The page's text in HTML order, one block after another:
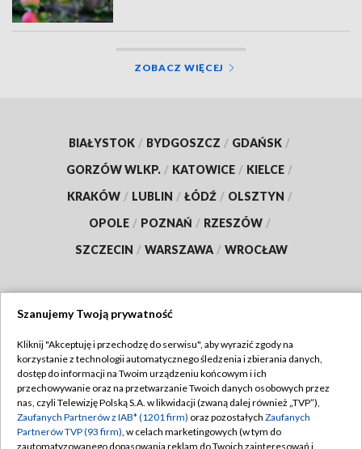
ZOBACZ WIĘCEJ
BIAŁYSTOK / BYDGOSZCZ / GDAŃSK /
GORZÓW WLKP. / KATOWICE / KIELCE /
KRAKÓW / LUBLIN / ŁÓDŹ / OLSZTYN /
OPOLE / POZNAŃ / RZESZÓW /
SZCZECIN / WARSZAWA / WROCŁAW
TVP
Abonament TVP
Emisja w TVP
Centrum informacji TVP
Regulamin TVP
Polityka prywatności
Moje zgody
Szanujemy Twoją prywatność
Kliknij "Akceptuję i przechodzę do serwisu", aby wyrazić zgody na
korzystanie z technologii automatycznego śledzenia i zbierania danych,
dostęp do informacji na Twoim urządzeniu końcowym i ich
przechowywanie oraz na przetwarzanie Twoich danych osobowych przez
nas, czyli Telewizję Polską S.A. w likwidacji (zwaną dalej również „TVP”),
Zaufanych Partnerów z IAB* (1201 firm) oraz pozostałych Zaufanych
Partnerów TVP (93 firm), w celach marketingowych (w tym do
zautomatyzowanego dopasowania reklam do Twoich zainteresowań i